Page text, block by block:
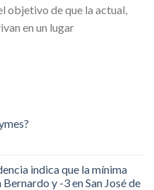
objetivo de que la actual,
en un lugar
indica que la mínima
y -3 en San José de